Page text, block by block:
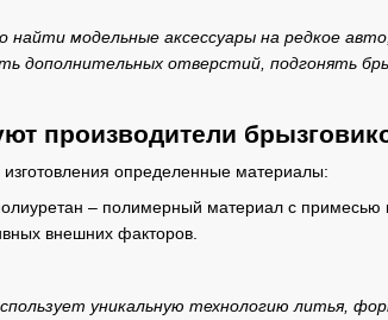
модельные аксессуары на редкое
дополнительных отверстий, подгонять
производители
определенные материалы:
– полимерный материал с примесью
внешних факторов.
уникальную технологию литья,